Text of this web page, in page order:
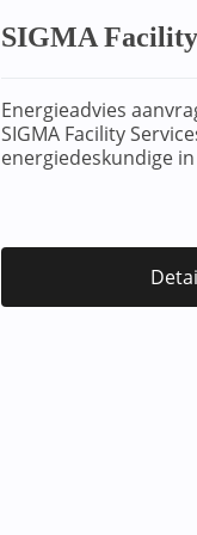
SIGMA
Energieadvies
SIGMA Facility
energiedeskundige